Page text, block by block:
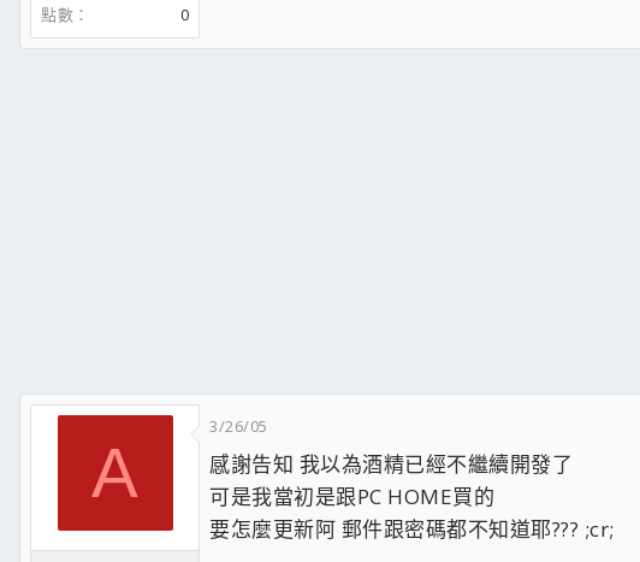
點數
0
A
3/26/05
感謝告知 我以為酒精已經不繼續開發了
可是我當初是跟PC HOME買的
要怎麼更新阿 郵件跟密碼都不知道耶??? ;cr;